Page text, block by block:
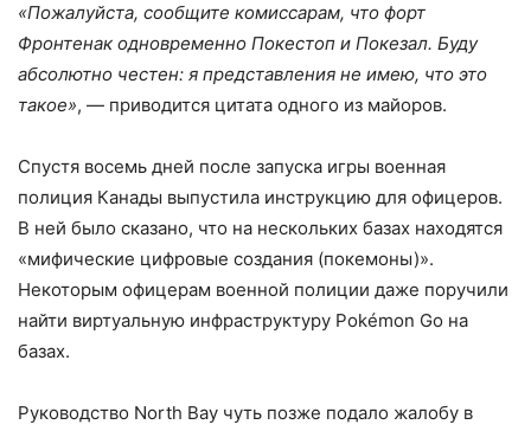
«Пожалуйста, сообщите комиссарам, что форт
Фронтенак одновременно Покестоп и Покезал. Буду
абсолютно честен: я представления не имею, что это
такое», — приводится цитата одного из майоров.
Спустя восемь дней после запуска игры военная
полиция Канады выпустила инструкцию для офицеров.
В ней было сказано, что на нескольких базах находятся
«мифические цифровые создания (покемоны)».
Некоторым офицерам военной полиции даже поручили
найти виртуальную инфраструктуру Pokémon Go на
базах.
Руководство North Bay чуть позже подало жалобу в